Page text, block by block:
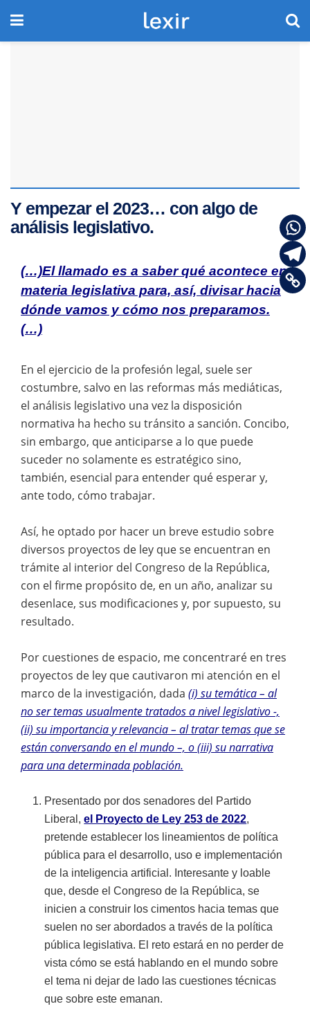
Y empezar el 2023… con algo de
análisis legislativo.
(…)El llamado es a saber qué acontece en
materia legislativa para, así, divisar hacia
dónde vamos y cómo nos preparamos.
(…)
En el ejercicio de la profesión legal, suele ser
costumbre, salvo en las reformas más mediáticas,
el análisis legislativo una vez la disposición
normativa ha hecho su tránsito a sanción. Concibo,
sin embargo, que anticiparse a lo que puede
suceder no solamente es estratégico sino,
también, esencial para entender qué esperar y,
ante todo, cómo trabajar.
Así, he optado por hacer un breve estudio sobre
diversos proyectos de ley que se encuentran en
trámite al interior del Congreso de la República,
con el firme propósito de, en un año, analizar su
desenlace, sus modificaciones y, por supuesto, su
resultado.
Por cuestiones de espacio, me concentraré en tres
proyectos de ley que cautivaron mi atención en el
marco de la investigación, dada (i) su temática – al
no ser temas usualmente tratados a nivel legislativo -,
(ii) su importancia y relevancia – al tratar temas que se
están conversando en el mundo –, o (iii) su narrativa
para una determinada población.
Presentado por dos senadores del Partido
Liberal,el Proyecto de Ley 253 de 2022,
pretende establecer los lineamientos de política
pública para el desarrollo, uso e implementación
de la inteligencia artificial. Interesante y loable
que, desde el Congreso de la República, se
inicien a construir los cimentos hacia temas que
suelen no ser abordados a través de la política
pública legislativa. El reto estará en no perder de
vista cómo se está hablando en el mundo sobre
el tema ni dejar de lado las cuestiones técnicas
que sobre este emanan.